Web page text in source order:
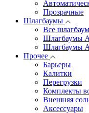
Прозрачные
Шлагбаумы
Все
Шлагбаумы
Шлагбаумы
Прочее
Барьеры
Калитки
Перегрузки
Комплекты
Внешняя
Аксессуары